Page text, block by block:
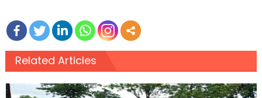
Related Articles